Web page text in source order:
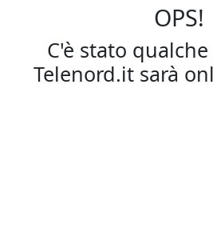
OPS!
C'è stato
Telenord.it sarà